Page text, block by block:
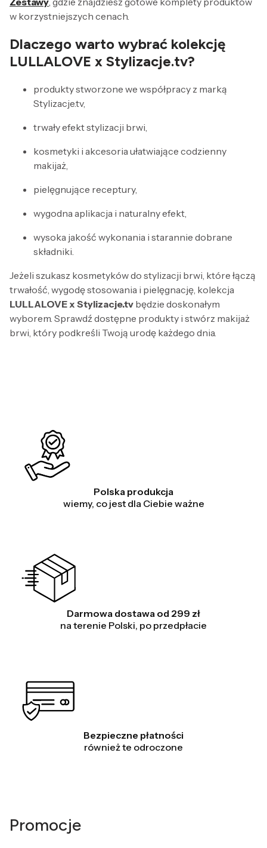
w korzystniejszych cenach.
Dlaczego warto wybrać kolekcję
LULLALOVE x Stylizacje.tv?
produkty stworzone we współpracy z marką
Stylizacje.tv,
trwały efekt stylizacji brwi,
kosmetyki i akcesoria ułatwiające codzienny
makijaż,
pielęgnujące receptury,
wygodna aplikacja i naturalny efekt,
wysoka jakość wykonania i starannie dobrane
składniki.
Jeżeli szukasz kosmetyków do stylizacji brwi, które łączą
trwałość, wygodę stosowania i pielęgnację, kolekcja
LULLALOVE x Stylizacje.tv będzie doskonałym
wyborem. Sprawdź dostępne produkty i stwórz makijaż
brwi, który podkreśli Twoją urodę każdego dnia.
Polska produkcja
wiemy, co jest dla Ciebie ważne
Darmowa dostawa od 299 zł
na terenie Polski, po przedpłacie
Bezpieczne płatności
również te odroczone
Promocje